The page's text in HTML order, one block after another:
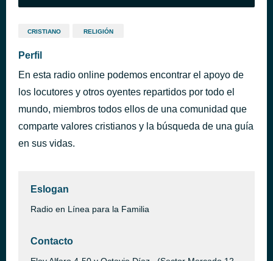
CRISTIANO RELIGIÓN
Perfil
En esta radio online podemos encontrar el apoyo de
los locutores y otros oyentes repartidos por todo el
mundo, miembros todos ellos de una comunidad que
comparte valores cristianos y la búsqueda de una guía
en sus vidas.
Eslogan
Radio en Línea para la Familia
Contacto